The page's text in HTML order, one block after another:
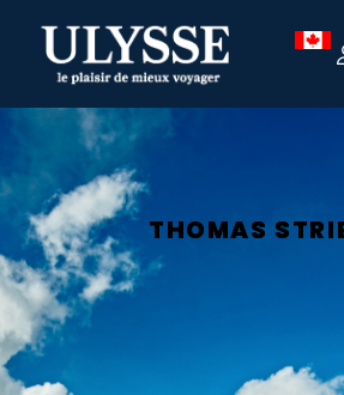
THOMAS